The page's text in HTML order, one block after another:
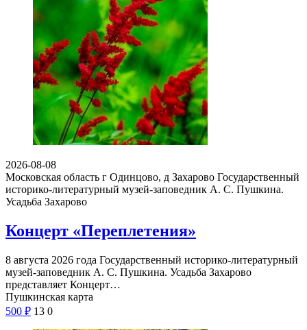
2026-08-08
Московская область г Одинцово, д Захарово Государственный
историко-литературный музей-заповедник А. С. Пушкина.
Усадьба Захарово
Концерт «Переплетения»
8 августа 2026 года Государственный историко-литературный
музей-заповедник А. С. Пушкина. Усадьба Захарово
представляет Концерт…
Пушкинская карта
500 ₽ 13 0